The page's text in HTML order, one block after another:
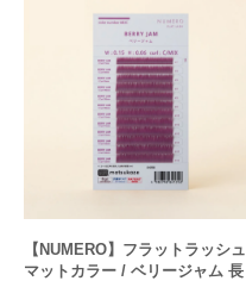
【NUMERO】フラットラッシュ
マットカラー / ベリージャム 長